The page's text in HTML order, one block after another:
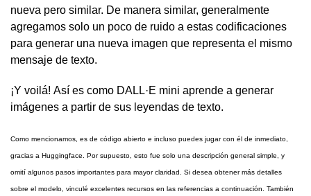
nueva pero similar. De manera similar, generalmente
agregamos solo un poco de ruido a estas codificaciones
para generar una nueva imagen que representa el mismo
mensaje de texto.
¡Y voilá! Así es como DALL·E mini aprende a generar
imágenes a partir de sus leyendas de texto.
Como mencionamos, es de código abierto e incluso puedes jugar con él de inmediato,
gracias a Huggingface. Por supuesto, esto fue solo una descripción general simple, y
omití algunos pasos importantes para mayor claridad. Si desea obtener más detalles
sobre el modelo, vinculé excelentes recursos en las referencias a continuación. También